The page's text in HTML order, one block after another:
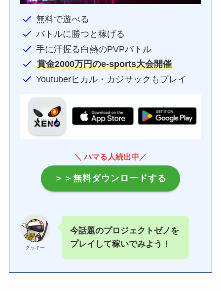
無料で遊べる
バトルに勝つと稼げる
手に汗握る白熱のPVPバトル
賞金2000万円のe-sports大会開催
Youtuberヒカル・カジサックもプレイ
＼ ハマる人続出中／
＞＞無料ダウンロードする
グッキー
今話題のプロジェクトゼノを
プレイして稼いでみよう！